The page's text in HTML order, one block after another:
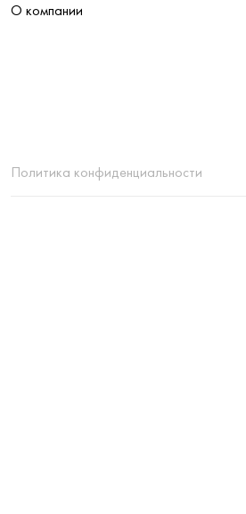
О компании
Политика конфиденциальности